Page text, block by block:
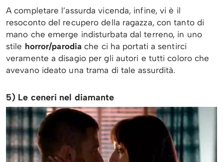
A completare l’assurda vicenda, infine, vi è il
resoconto del recupero della ragazza, con tanto di
mano che emerge indisturbata dal terreno, in uno
stile horror/parodia che ci ha portati a sentirci
veramente a disagio per gli autori e tutti coloro che
avevano ideato una trama di tale assurdità.
5) Le ceneri nel diamante